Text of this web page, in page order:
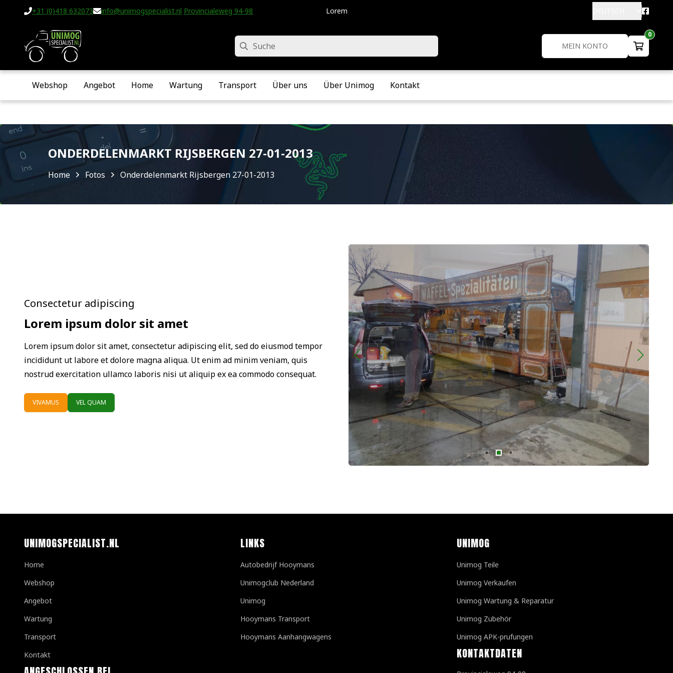
+31 (0)418 632073 info@unimogspecialist.nl Provincialeweg 94-98 • Velddriel • Die Niederlande
Lorem
MEIN KONTO
0
Suche
Webshop Angebot Home Wartung Transport Über uns Über Unimog Kontakt
ONDERDELENMARKT RIJSBERGEN 27-01-2013
Home Fotos Onderdelenmarkt Rijsbergen 27-01-2013
Consectetur adipiscing
Lorem ipsum dolor sit amet
Lorem ipsum dolor sit amet, consectetur adipiscing elit, sed do eiusmod tempor
incididunt ut labore et dolore magna aliqua. Ut enim ad minim veniam, quis
nostrud exercitation ullamco laboris nisi ut aliquip ex ea commodo consequat.
VIVAMUS VEL QUAM
UNIMOGSPECIALIST.NL
Home
Webshop
Angebot
Wartung
Transport
Kontakt
LINKS
Autobedrijf Hooymans
Unimogclub Nederland
Unimog
Hooymans Transport
Hooymans Aanhangwagens
UNIMOG
Unimog Teile
Unimog Verkaufen
Unimog Wartung & Reparatur
Unimog Zubehör
Unimog APK-prufungen
KONTAKTDATEN